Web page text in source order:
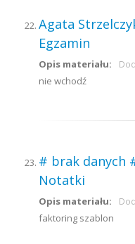
Agata
Egzamin
Opis materiału:
nie wchodź
# brak danych
Notatki
Opis materiału:
faktoring szablon